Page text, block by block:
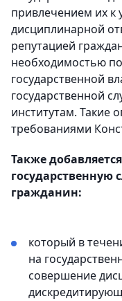
привлечением их к
дисциплинарной
репутацией
необходимостью
государственной
государственной
институтам. Такие
требованиями
Также
государственную
гражданин:
который в
на
совершение